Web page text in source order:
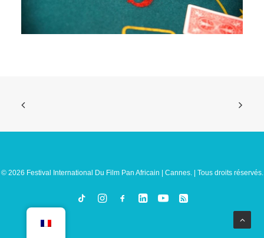
© 2026 Festival International Du Film Pan Africain | Cannes. | Tous droits réservés.